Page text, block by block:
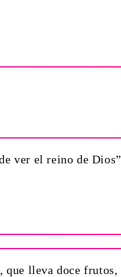
ver el reino de Dios”
que lleva doce frutos,